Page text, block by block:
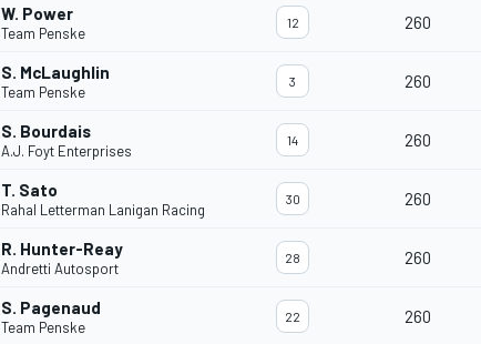
W. Power
Team Penske
12 260
S. McLaughlin
Team Penske
3 260
S. Bourdais
A.J. Foyt Enterprises
14 260
T. Sato
Rahal Letterman Lanigan Racing
30 260
R. Hunter-Reay
Andretti Autosport
28 260
S. Pagenaud
Team Penske
22 260